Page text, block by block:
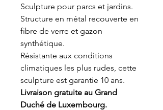
Sculpture pour parcs et jardins.
Structure en métal recouverte en
fibre de verre et gazon
synthétique.
Résistante aux conditions
climatiques les plus rudes, cette
sculpture est garantie 10 ans.
Livraison gratuite au Grand
Duché de Luxembourg.